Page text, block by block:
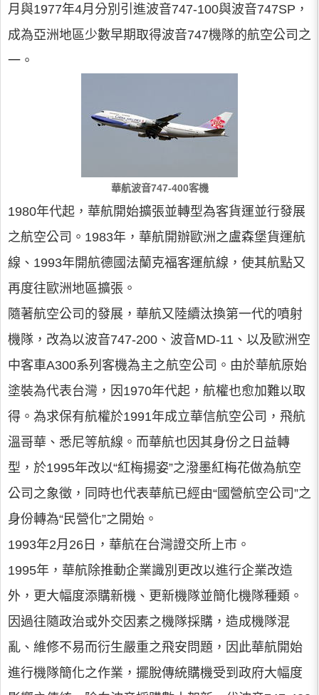
月與1977年4月分別引進波音747-100與波音747SP，
成為亞洲地區少數早期取得波音747機隊的航空公司之
一。
華航波音747-400客機
1980年代起，華航開始擴張並轉型為客貨運並行發展
之航空公司。1983年，華航開辦歐洲之盧森堡貨運航
線、1993年開航德國法蘭克福客運航線，使其航點又
再度往歐洲地區擴張。
隨著航空公司的發展，華航又陸續汰換第一代的噴射
機隊，改為以波音747-200、波音MD-11、以及歐洲空
中客車A300系列客機為主之航空公司。由於華航原始
塗裝為代表台灣，因1970年代起，航權也愈加難以取
得。為求保有航權於1991年成立華信航空公司，飛航
溫哥華、悉尼等航線。而華航也因其身份之日益轉
型，於1995年改以“紅梅揚姿”之潑墨紅梅花做為航空
公司之象徵，同時也代表華航已經由“國營航空公司”之
身份轉為“民營化”之開始。
1993年2月26日，華航在台灣證交所上市。
1995年，華航除推動企業識別更改以進行企業改造
外，更大幅度添購新機、更新機隊並簡化機隊種類。
因過往隨政治或外交因素之機隊採購，造成機隊混
亂、維修不易而衍生嚴重之飛安問題，因此華航開始
進行機隊簡化之作業，擺脫傳統購機受到政府大幅度